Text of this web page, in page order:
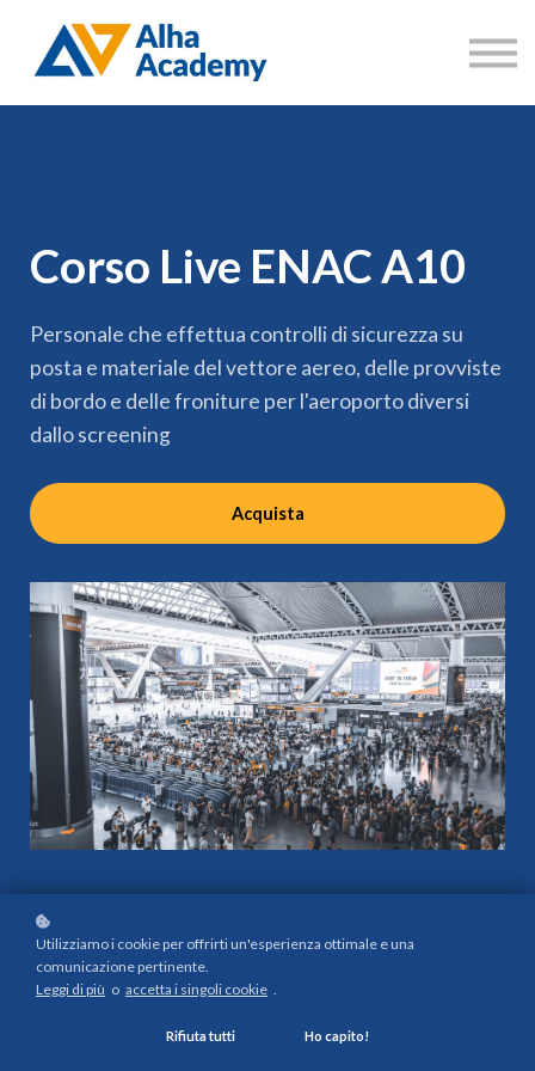
Catalogo corsi
Aree di formazione
Corso Live ENAC A10
Personale che effettua controlli di sicurezza su
posta e materiale del vettore aereo, delle provviste
di bordo e delle froniture per l'aeroporto diversi
dallo screening
Acquista
Corso in aula
Utilizziamo i cookie per offrirti un'esperienza ottimale e una
comunicazione pertinente.
Leggi di più o accetta i singoli cookie .
Rifiuta tutti Ho capito!